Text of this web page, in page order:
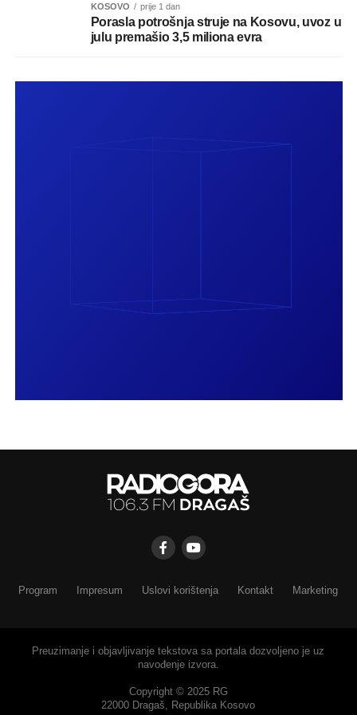
KOSOVO prije 1 dan
Porasla potrošnja struje na Kosovu, uvoz u
julu premašio 3,5 miliona evra
Program Impresum Uslovi korištenja Kontakt Marketing
Preuzimanje i objavljivanje tekstova sa portala dozvoljeno je uz
navođenje izvora.
Copyright © 2025 RG
22000 Dragaš, Republika Kosovo